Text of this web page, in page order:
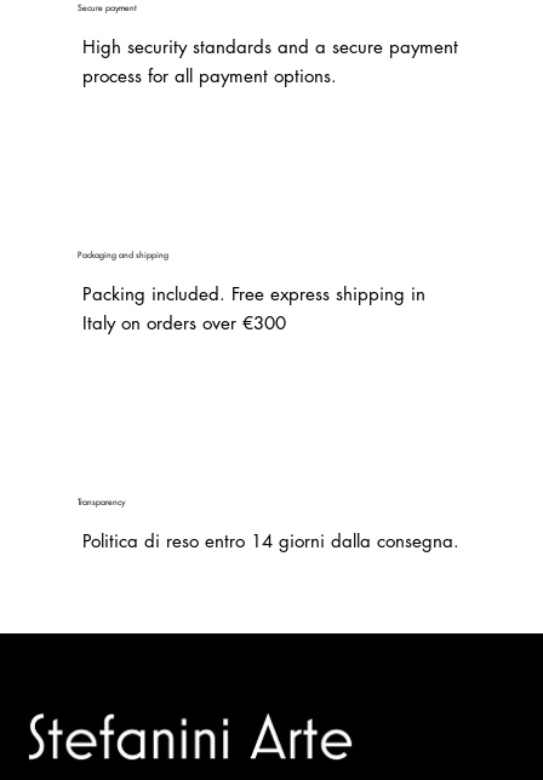
Secure payment
High security standards and a secure payment
process for all payment options.
Packaging and shipping
Packing included. Free express shipping in
Italy on orders over €300
Transparency
Politica di reso entro 14 giorni dalla consegna.